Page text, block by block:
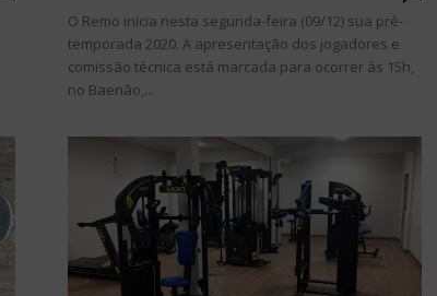
O Remo inicia nesta segunda-feira (09/12) sua pré-
temporada 2020. A apresentação dos jogadores e
comissão técnica está marcada para ocorrer às 15h,
no Baenão,...